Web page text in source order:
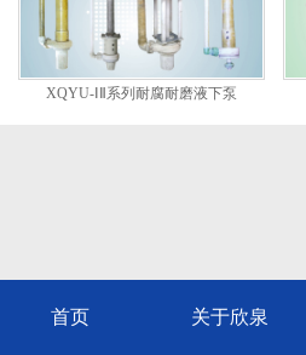
XQYU-ⅠⅡ系列耐腐耐磨液下泵
首页 关于欣泉